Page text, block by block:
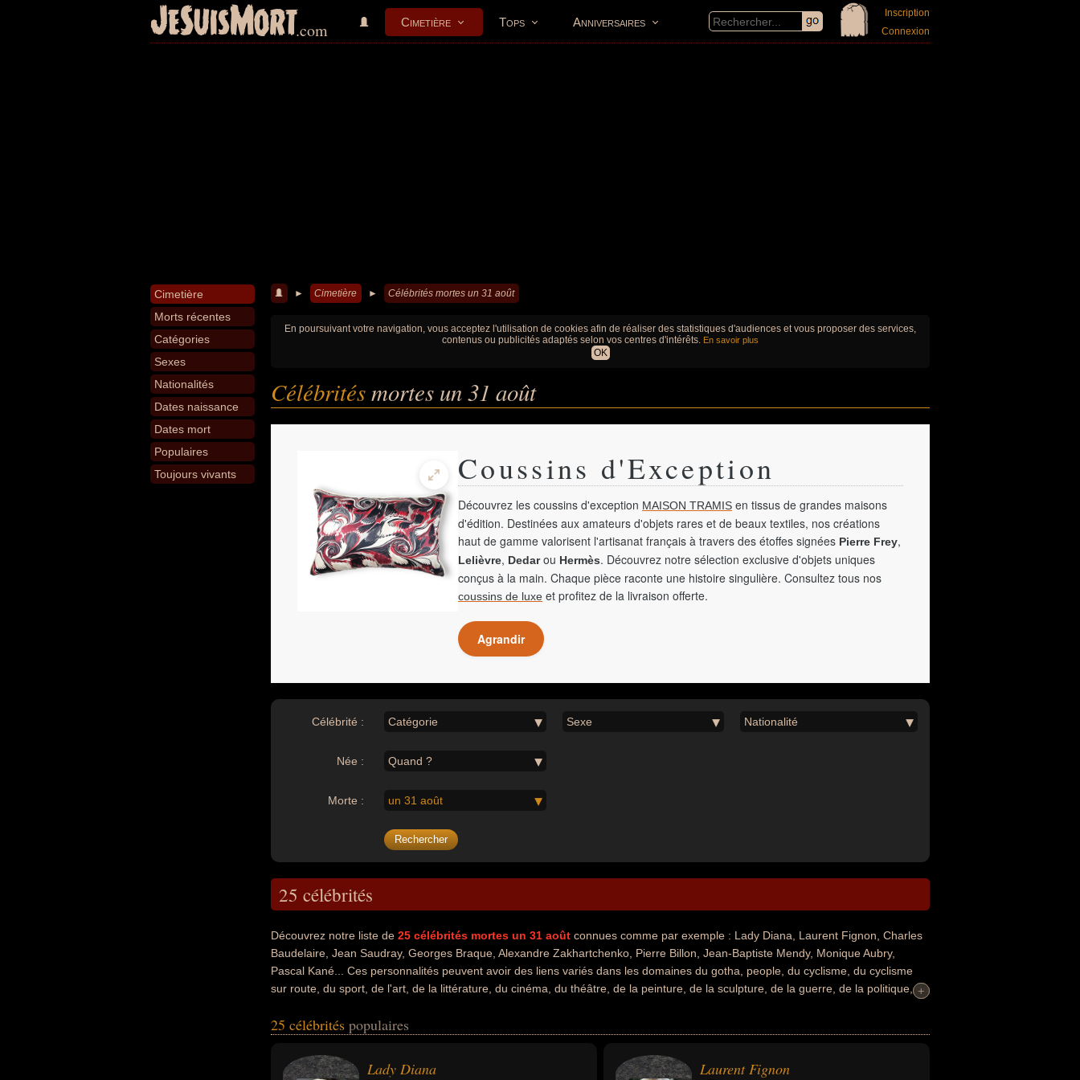
JeSuisMort.com Cimetière Tops Anniversaires
Inscription
Connexion
Cimetière
Morts récentes
Catégories
Sexes
Nationalités
Dates naissance
Dates mort
Populaires
Toujours vivants
► Cimetière ► Célébrités mortes un 31 août
En poursuivant votre navigation, vous acceptez l'utilisation de cookies afin de réaliser des statistiques d'audiences et vous proposer des services,
contenus ou publicités adaptés selon vos centres d'intérêts. En savoir plus
OK
Célébritésmortes un 31 août
Coussins d'Exception
Découvrez les coussins d'exception MAISON TRAMIS en tissus de grandes maisons
d'édition. Destinées aux amateurs d'objets rares et de beaux textiles, nos créations
haut de gamme valorisent l'artisanat français à travers des étoffes signées Pierre Frey,
Lelièvre, Dedarou Hermès. Découvrez notre sélection exclusive d'objets uniques
conçus à la main. Chaque pièce raconte une histoire singulière. Consultez tous nos
coussins de luxe et profitez de la livraison offerte.
Agrandir
Célébrité : Catégorie Sexe Nationalité
Née : Quand ?
Morte : un 31 août
25 célébrités
Découvrez notre liste de 25 célébrités mortes un 31 août connues comme par exemple : Lady Diana, Laurent Fignon, Charles
Baudelaire, Jean Saudray, Georges Braque, Alexandre Zakhartchenko, Pierre Billon, Jean-Baptiste Mendy, Monique Aubry,
Pascal Kané... Ces personnalités peuvent avoir des liens variés dans les domaines du gotha, people, du cyclisme, du cyclisme
sur route, du sport, de l'art, de la littérature, du cinéma, du théâtre, de la peinture, de la sculpture, de la guerre, de la politique, de
cycliste, sportif, artiste, écrivain, poète, acteur, peintre, sculpteur, militaire, premier ministre, président, victime, victime
nationalités au moment de leurs morts, ils peuvent avoir été anglais, francais, ukrainien ou canadien par exemple.
+
+
25 célébrités populaires
Lady Diana Laurent Fignon